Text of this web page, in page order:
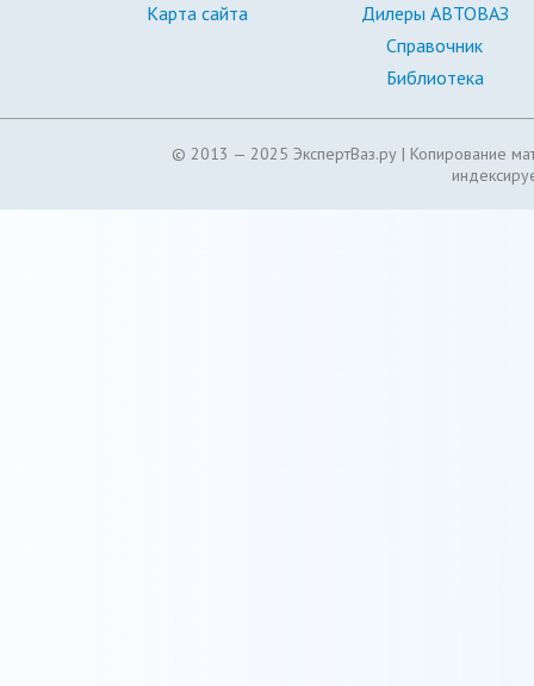
Карта сайта
Дилеры АВТОВАЗ
Справочник
Библиотека
© 2013 — 2025 ЭкспертВаз.ру | Копирование